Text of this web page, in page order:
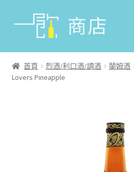
首頁
葡萄酒
首頁 烈酒/利口酒/調酒 蘭姆酒
Lovers Pineapple